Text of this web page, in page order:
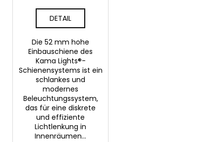
DETAIL
Die 52 mm hohe
Einbauschiene des
Kama Lights®-
Schienensystems ist ein
schlankes und
modernes
Beleuchtungssystem,
das für eine diskrete
und effiziente
Lichtlenkung in
Innenräumen...